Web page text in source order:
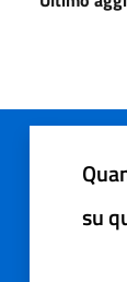
su